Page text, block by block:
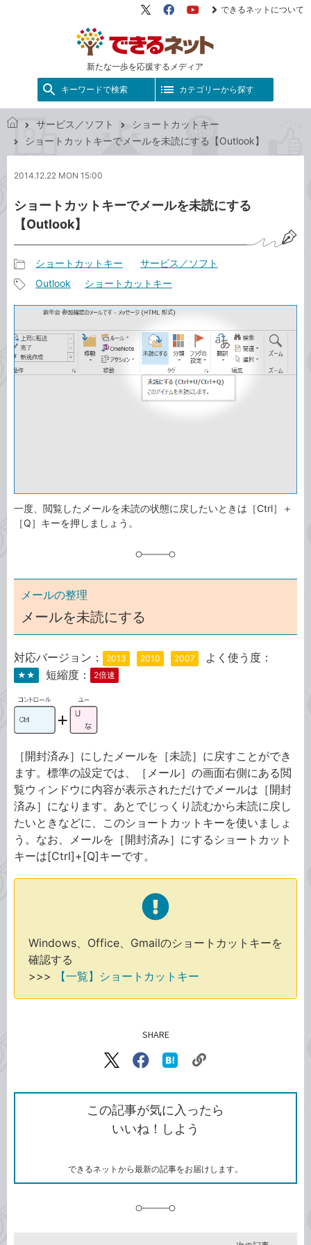
新たな一歩を応援するメディア
X（旧
FacebookYouTube
できるネットについて
キーワードで検索 カテゴリーから探す
ネ
ト
サービス／ソフト
ショートカットキー
ショートカットキーでメールを未読にする【Outlook】
2014.12.22 MON 15:00
ショートカットキーでメールを未読にする
【Outlook】
事
カ
ゴ
リ
ショートカットキー サービス／ソフト
タ
グ
Outlook ショートカットキー
一度、閲覧したメールを未読の状態に戻したいときは［Ctrl］＋
［Q］キーを押しましょう。
メールの整理
メールを未読にする
対応バージョン： 2013 2010 2007 よく使う度：
★★ 短縮度： 2倍速
［開封済み］にしたメールを［未読］に戻すことができ
ます。標準の設定では、［メール］の画面右側にある閲
覧ウィンドウに内容が表示されただけでメールは［開封
済み］になります。あとでじっくり読むから未読に戻し
たいときなどに、このショートカットキーを使いましょ
う。なお、メールを［開封済み］にするショートカット
キーは[Ctrl]+[Q]キーです。
Windows、Office、Gmailのショートカットキーを
確認する
>>> 【一覧】ショートカットキー
SHARE
X（旧
で
シ
ェ
ア
Facebook
シ
ェ
ア
な
ッ
ク
ク
ク
を
コ
この記事が気に入ったら
いいね！しよう
できるネットから最新の記事をお届けします。